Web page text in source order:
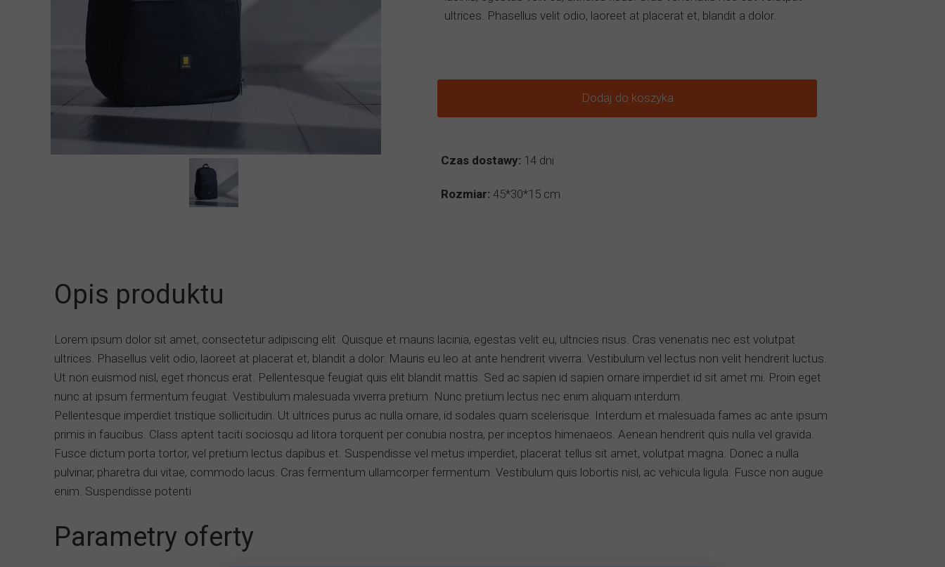
ultrices. Phasellus velit odio, laoreet at placerat et, blandit a dolor.
Dodaj do koszyka
Czas dostawy: 14 dni
Rozmiar: 45*30*15 cm
Opis produktu
Lorem ipsum dolor sit amet, consectetur adipiscing elit. Quisque et mauris lacinia, egestas velit eu, ultricies risus. Cras venenatis nec est volutpat
ultrices. Phasellus velit odio, laoreet at placerat et, blandit a dolor. Mauris eu leo at ante hendrerit viverra. Vestibulum vel lectus non velit hendrerit luctus.
Ut non euismod nisl, eget rhoncus erat. Pellentesque feugiat quis elit blandit mattis. Sed ac sapien id sapien ornare imperdiet id sit amet mi. Proin eget
nunc at ipsum fermentum feugiat. Vestibulum malesuada viverra pretium. Nunc pretium lectus nec enim aliquam interdum.
Pellentesque imperdiet tristique sollicitudin. Ut ultrices purus ac nulla ornare, id sodales quam scelerisque. Interdum et malesuada fames ac ante ipsum
primis in faucibus. Class aptent taciti sociosqu ad litora torquent per conubia nostra, per inceptos himenaeos. Aenean hendrerit quis nulla vel gravida.
Fusce dictum porta tortor, vel pretium lectus dapibus et. Suspendisse vel metus imperdiet, placerat tellus sit amet, volutpat magna. Donec a nulla
pulvinar, pharetra dui vitae, commodo lacus. Cras fermentum ullamcorper fermentum. Vestibulum quis lobortis nisl, ac vehicula ligula. Fusce non augue
enim. Suspendisse potenti
Parametry oferty